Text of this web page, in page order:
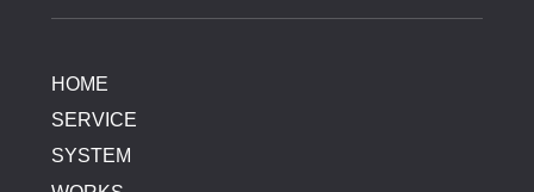
HOME
SERVICE
SYSTEM